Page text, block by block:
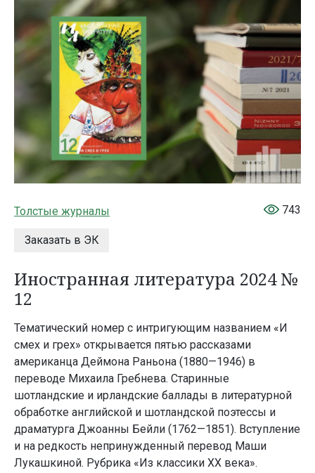
Толстые журналы
Заказать в ЭК
743
Иностранная литература 2024 №
12
Тематический номер с интригующим названием «И
смех и грех» открывается пятью рассказами
американца Деймона Раньона (1880—1946) в
переводе Михаила Гребнева. Старинные
шотландские и ирландские баллады в литературной
обработке английской и шотландской поэтессы и
драматурга Джоанны Бейли (1762—1851). Вступление
и на редкость непринужденный перевод Маши
Лукашкиной. Рубрика «Из классики ХХ века».